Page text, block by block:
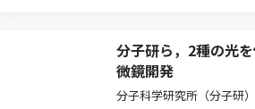
分子研ら，2種の光
微鏡開発
分子科学研究所（分子研